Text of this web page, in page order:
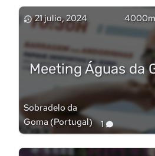
21 julio, 2024
Meeting Águas da
Sobradelo da
Goma (Portugal) 1